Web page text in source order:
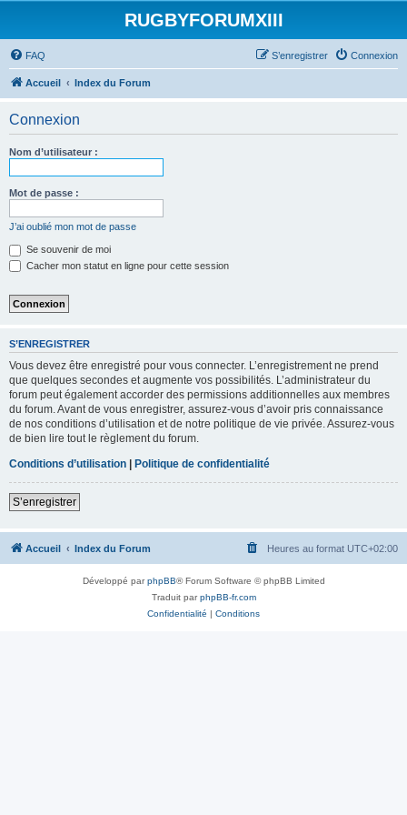
RUGBYFORUMXIII
FAQ Connexion
S’enregistrer
Accueil Index du Forum
Connexion
Nom d’utilisateur :
Mot de passe :
J’ai oublié mon mot de passe
Se souvenir de moi
Cacher mon statut en ligne pour cette session
S’ENREGISTRER
Vous devez être enregistré pour vous connecter. L’enregistrement ne prend
que quelques secondes et augmente vos possibilités. L’administrateur du
forum peut également accorder des permissions additionnelles aux membres
du forum. Avant de vous enregistrer, assurez-vous d’avoir pris connaissance
de nos conditions d’utilisation et de notre politique de vie privée. Assurez-vous
de bien lire tout le règlement du forum.
Conditions d’utilisation | Politique de confidentialité
S’enregistrer
Accueil Index du Forum Heures au format UTC+02:00
Développé parphpBB® Forum Software © phpBB Limited
Traduit parphpBB-fr.com
Confidentialité | Conditions